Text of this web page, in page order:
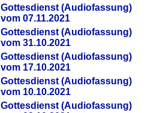
Gottesdienst (Audiofassung)
vom 07.11.2021
Gottesdienst (Audiofassung)
vom 31.10.2021
Gottesdienst (Audiofassung)
vom 17.10.2021
Gottesdienst (Audiofassung)
vom 10.10.2021
Gottesdienst (Audiofassung)